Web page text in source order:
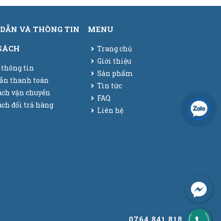
VÀ THÔNG TIN
thông tin
thanh toán
vận chuyển
đổi trả hàng
MENU
Trang chủ
Giới thiệu
Sản phẩm
Tin tức
FAQ
Liên hệ
0764 841 818